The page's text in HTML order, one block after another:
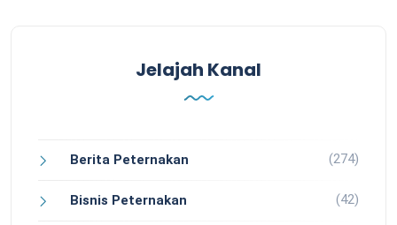
Jelajah Kanal
Berita Peternakan (274)
Bisnis Peternakan (42)